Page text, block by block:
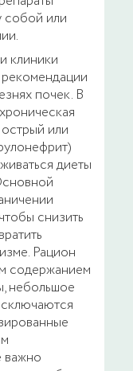
собой или
клиники
почек. В
или
диеты
снизить
Рацион
содержанием
небольшое
важно